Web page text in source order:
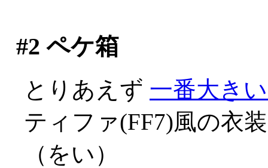
#2 ペケ箱
とりあえず 一番大き
ティファ(FF7)風の衣
（をい）